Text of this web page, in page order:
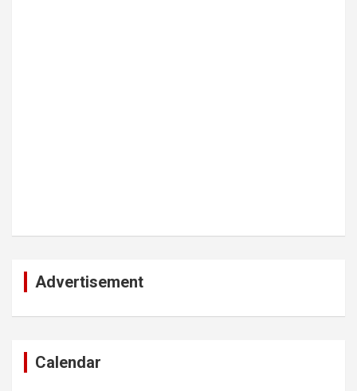
Advertisement
Calendar